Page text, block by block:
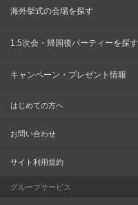
海外挙式の会場を探す
1.5次会・帰国後パーティーを探す
キャンペーン・プレゼント情報
はじめての方へ
お問い合わせ
サイト利用規約
グループサービス